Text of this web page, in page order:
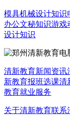
模具机械设计知识
办公文秘知识游戏
设计知识
清新教育新闻资讯
新教育报班选课清
教育就业服务
关于清新教育联系